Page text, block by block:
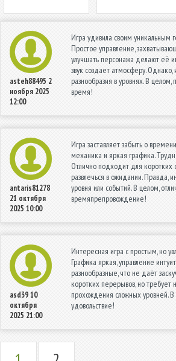
asteh88495 2
ноября 2025
12:00
Игра удивила своим уникальным
Простое управление,
улучшать персонажа делают её
звук создает атмосферу. Однако,
разнообразия в уровнях. В целом,
время!
antaris81278
21 октября
2025 10:00
Игра заставляет забыть о
механика и яркая графика.
Отлично подходит для коротких
развлечься в ожидании. Правда,
уровня или событий. В целом,
времяпрепровождение!
asd3910
октября
2025 21:00
Интересная игра с простым, но
Графика яркая, управление
разнообразные, что не даёт
коротких перерывов, но требует
прохождения сложных уровней. В
удовольствие!